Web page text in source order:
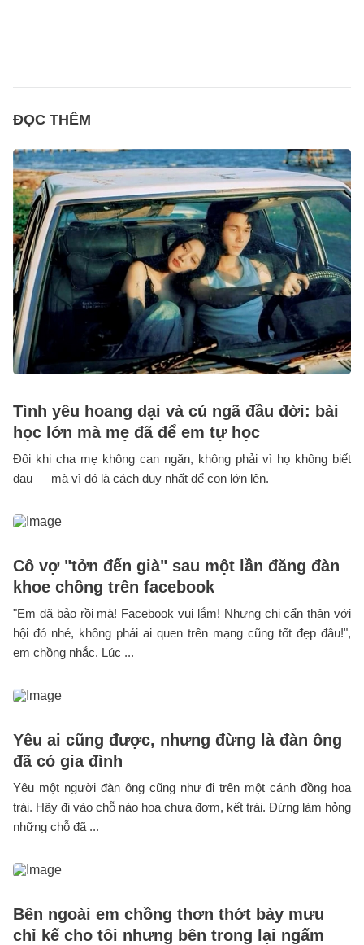
ĐỌC THÊM
Tình yêu hoang dại và cú ngã đầu đời: bài
học lớn mà mẹ đã để em tự học
Đôi khi cha mẹ không can ngăn, không phải vì họ không biết
đau — mà vì đó là cách duy nhất để con lớn lên.
Cô vợ "tởn đến già" sau một lần đăng đàn
khoe chồng trên facebook
"Em đã bảo rồi mà! Facebook vui lắm! Nhưng chị cẩn thận với
hội đó nhé, không phải ai quen trên mạng cũng tốt đẹp đâu!",
em chồng nhắc. Lúc ...
Yêu ai cũng được, nhưng đừng là đàn ông
đã có gia đình
Yêu một người đàn ông cũng như đi trên một cánh đồng hoa
trái. Hãy đi vào chỗ nào hoa chưa đơm, kết trái. Đừng làm hỏng
những chỗ đã ...
Bên ngoài em chồng thơn thớt bày mưu
chỉ kế cho tôi nhưng bên trong lại ngấm